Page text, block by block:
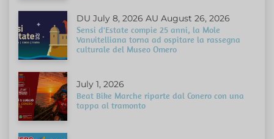
DU July 8, 2026 AU August 26, 2026
Sensi d'Estate compie 25 anni, la Mole
Vanvitelliana torna ad ospitare la rassegna
culturale del Museo Omero
July 1, 2026
Beat Bike Marche riparte dal Conero con una
tappa al tramonto